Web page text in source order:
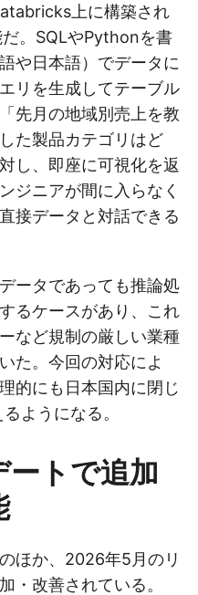
上に構築され
。SQLやPythonを書
や日本語）でデータに
リを生成してテーブル
先月の地域別売上を教
た製品カテゴリはど
し、即座に可視化を返
ジニアが間に入らなく
接データと対話できる
ータであっても推論処
るケースがあり、これ
など規制の厳しい業種
た。今回の対応によ
的にも日本国内に閉じ
ようになる。
トで追加
ほか、2026年5月のリ
・改善されている。